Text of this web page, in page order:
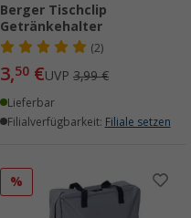
Berger Tischclip
Getränkehalter
(2)
3,50 €UVP 3,99 €
Lieferbar
Filialverfügbarkeit: Filiale setzen
%